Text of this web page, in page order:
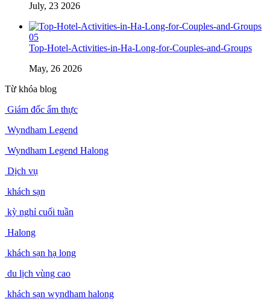
July, 23 2026
05
Top-Hotel-Activities-in-Ha-Long-for-Couples-and-Groups
May, 26 2026
Từ khóa blog
Giám đốc ẩm thực
Wyndham Legend
Wyndham Legend Halong
Dịch vụ
khách sạn
kỳ nghỉ cuối tuần
Halong
khách sạn hạ long
du lịch vùng cao
khách sạn wyndham halong